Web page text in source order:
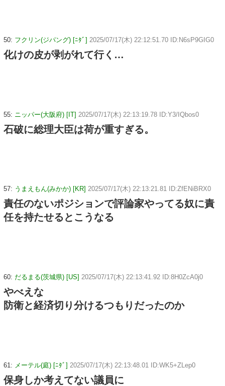
50: フクリン(ジパング) [ﾆﾀﾞ] 2025/07/17(木) 22:12:51.70 ID:N6sP9GIG0
化けの皮が剥がれて行く…
55: ニッパー(大阪府) [IT] 2025/07/17(木) 22:13:19.78 ID:Y3/IQbos0
石破に総理大臣は荷が重すぎる。
57: うまえもん(みかか) [KR] 2025/07/17(木) 22:13:21.81 ID:ZfENiBRX0
責任のないポジションで評論家やってる奴に責
任を持たせるとこうなる
60: だるまる(茨城県) [US] 2025/07/17(木) 22:13:41.92 ID:8H0ZcA0j0
やべえな
防衛と経済切り分けるつもりだったのか
61: メーテル(庭) [ﾆﾀﾞ] 2025/07/17(木) 22:13:48.01 ID:WK5+ZLep0
保身しか考えてない議員に